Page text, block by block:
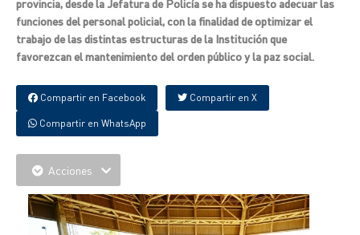
provincia, desde la Jefatura de Policía se ha dispuesto adecuar las
funciones del personal policial, con la finalidad de optimizar el
trabajo de las distintas estructuras de la Institución que
favorezcan el mantenimiento del orden público y la paz social.
Compartir en Facebook Compartir en X
Compartir en WhatsApp
Acciones